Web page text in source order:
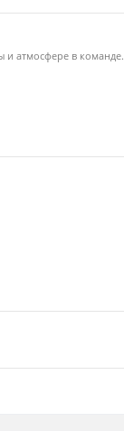
и атмосфере в команде.